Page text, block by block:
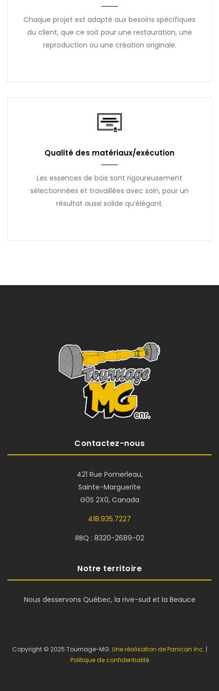
Chaque projet est adapté aux besoins spécifiques
du client, que ce soit pour une restauration, une
reproduction ou une création originale.
Qualité des matériaux/exécution
Les essences de bois sont rigoureusement
sélectionnées et travaillées avec soin, pour un
résultat aussi solide qu’élégant.
Contactez-nous
421 Rue Pomerleau,
Sainte-Marguerite
G0S 2X0, Canada
418.935.7227
RBQ : 8320-2689-02
Notre territoire
Nous desservons Québec, la rive-sud et la Beauce
Copyright © 2025 Tournage-MG. Une réalisation de Panican Inc. |
Politique de confidentialité